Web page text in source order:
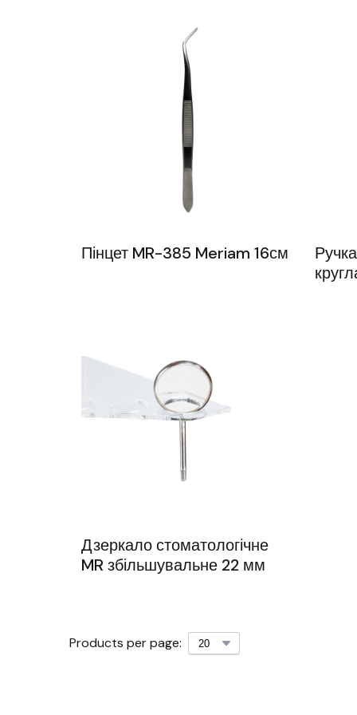
Пінцет MR-385 Meriam 16см
Дзеркало стоматологічне
MR збільшувальне 22 мм
Products per page: